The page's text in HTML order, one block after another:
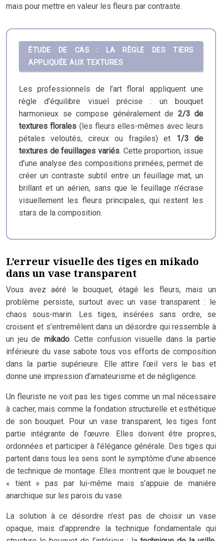
mais pour mettre en valeur les fleurs par contraste.
ÉTUDE DE CAS : LA RÈGLE DES TIERS
APPLIQUÉE AUX TEXTURES
Les professionnels de l’art floral appliquent une
règle d’équilibre visuel précise : un bouquet
harmonieux se compose généralement de 2/3 de
textures florales (les fleurs elles-mêmes avec leurs
pétales veloutés, cireux ou fragiles) et 1/3 de
textures de feuillages variés. Cette proportion, issue
d’une analyse des compositions primées, permet de
créer un contraste subtil entre un feuillage mat, un
brillant et un aérien, sans que le feuillage n’écrase
visuellement les fleurs principales, qui restent les
stars de la composition.
L’erreur visuelle des tiges en mikado
dans un vase transparent
Vous avez aéré le bouquet, étagé les fleurs, mais un
problème persiste, surtout avec un vase transparent : le
chaos sous-marin. Les tiges, insérées sans ordre, se
croisent et s’entremêlent dans un désordre qui ressemble à
un jeu de mikado. Cette confusion visuelle dans la partie
inférieure du vase sabote tous vos efforts de composition
dans la partie supérieure. Elle attire l’œil vers le bas et
donne une impression d’amateurisme et de négligence.
Un fleuriste ne voit pas les tiges comme un mal nécessaire
à cacher, mais comme la fondation structurelle et esthétique
de son bouquet. Pour un vase transparent, les tiges font
partie intégrante de l’œuvre. Elles doivent être propres,
ordonnées et participer à l’élégance générale. Des tiges qui
partent dans tous les sens sont le symptôme d’une absence
de technique de montage. Elles montrent que le bouquet ne
« tient » pas par lui-même mais s’appuie de manière
anarchique sur les parois du vase.
La solution à ce désordre n’est pas de choisir un vase
opaque, mais d’apprendre la technique fondamentale qui